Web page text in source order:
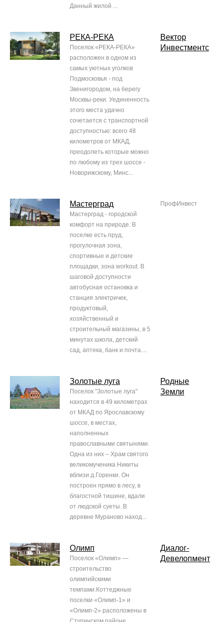
Данный жилой ...
РЕКА-РЕКА
Поселок «РЕКА-РЕКА»
расположен в одном из
самых уютных уголков
Подмосковья - под
Звенигородом, на берегу
Москвы-реки. Уединенность
этого места удачно
сочетается с транспортной
доступностью: всего 48
километров от МКАД,
преодолеть которые можно
по любому из трех шоссе -
Новорижскому, Минс...
Вектор
Инвестментс
Мастерград
Мастерград - городской
комфорт на природе. В
поселке есть пруд,
прогулочная зона,
спортивные и детские
площадки, зона workout. В
шаговой доступности
автобусная остановка и
станция электричек,
продуктовый,
хозяйственный и
строительный магазины, в 5
минутах школа, детский
сад, аптека, банк и почта....
ПрофИнвест
Золотые луга
Поселок "Золотые луга"
находится в 49 километрах
от МКАД по Ярославскому
шоссе, в местах,
наполненных
православными святынями.
Одна из них – Храм святого
великомученика Никиты
вблизи д.Горенки. Он
построен прямо в лесу, в
благостной тишине, вдали
от людской суеты. В
деревне Мураново наход...
Родные
Земли
Олимп
Поселок «Олимп» —
строительство
олимпийскими
темпами.Коттеджные
поселки «Олимп-1» и
«Олимп-2» расположены в
Диалог-
Девелопмент